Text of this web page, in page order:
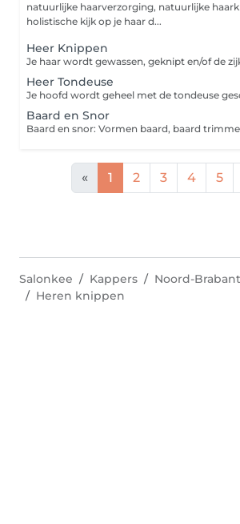
natuurlijke haarverzorging, natuurlijke
holistische kijk op je haar d...
Heer Knippen
Heer Tondeuse
Baard en Snor
« 1 2 3 4 5
Salonkee Kappers Noord-Brabant
Heren knippen